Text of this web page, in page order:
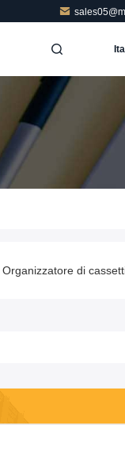
Organizzatore di